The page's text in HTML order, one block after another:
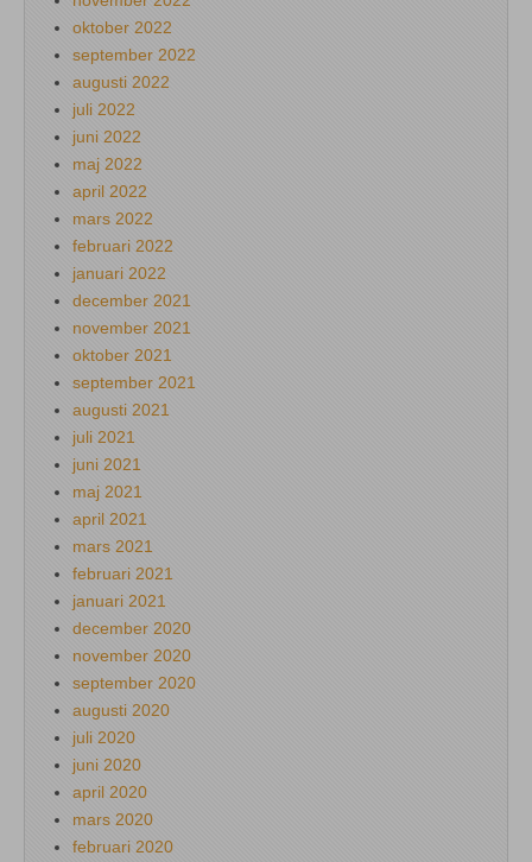
oktober 2022
september 2022
augusti 2022
juli 2022
juni 2022
maj 2022
april 2022
mars 2022
februari 2022
januari 2022
december 2021
november 2021
oktober 2021
september 2021
augusti 2021
juli 2021
juni 2021
maj 2021
april 2021
mars 2021
februari 2021
januari 2021
december 2020
november 2020
september 2020
augusti 2020
juli 2020
juni 2020
april 2020
mars 2020
februari 2020